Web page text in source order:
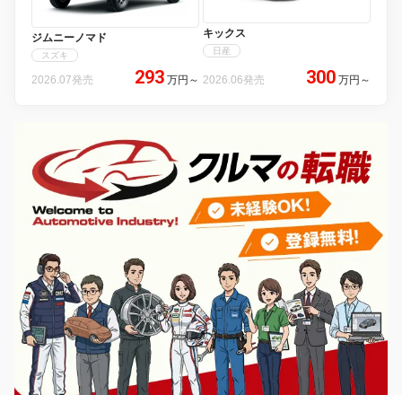
ジムニーノマド
スズキ
2026.07発売 293 万円 ～
キックス
日産
2026.06発売 300 万円 ～